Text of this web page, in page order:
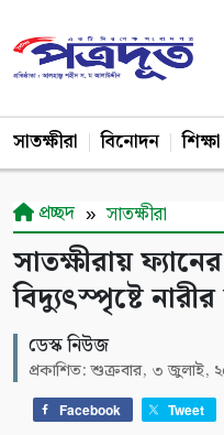
সাতক্ষীরা বিনোদন শিক্ষা
প্রচ্ছদ সাতক্ষীরা
সাতক্ষীরায়
বিদ্যুৎস্পৃষ্টে
ডেস্ক নিউজ
প্রকাশিত: শুক্রবার, ৩ জুলাই,
Facebook Tweet